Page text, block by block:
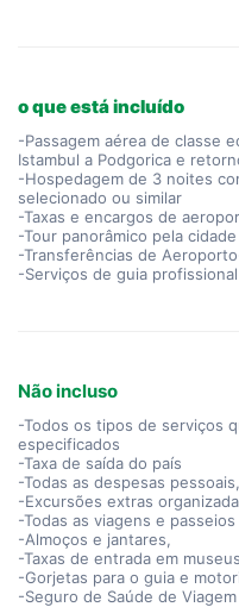
o que está incluído
-Passagem aérea de classe
Istambul a Podgorica e
-Hospedagem de 3 noites
selecionado ou similar
-Taxas e encargos de
-Tour panorâmico pela
-Transferências de
-Serviços de guia
Não incluso
-Todos os tipos de serviços
especificados
-Taxa de saída do país
-Todas as despesas pessoais,
-Excursões extras
-Todas as viagens e
-Almoços e jantares,
-Taxas de entrada em
-Gorjetas para o guia e
-Seguro de Saúde de